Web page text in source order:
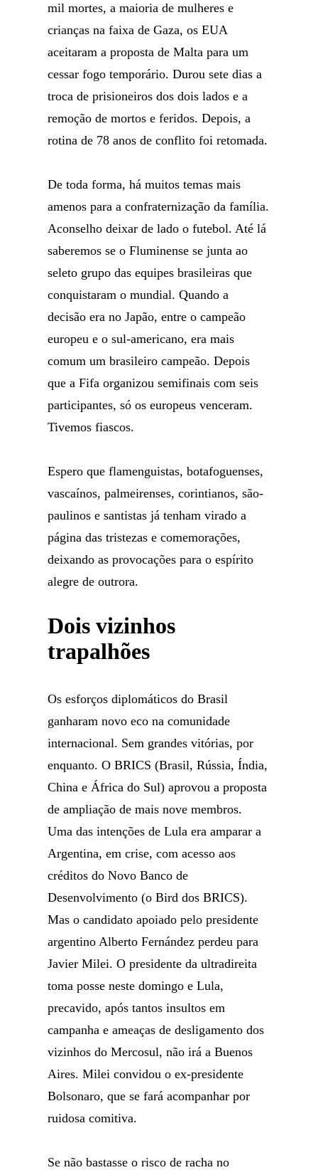
mil mortes, a maioria de mulheres e
crianças na faixa de Gaza, os EUA
aceitaram a proposta de Malta para um
cessar fogo temporário. Durou sete dias a
troca de prisioneiros dos dois lados e a
remoção de mortos e feridos. Depois, a
rotina de 78 anos de conflito foi retomada.
De toda forma, há muitos temas mais
amenos para a confraternização da família.
Aconselho deixar de lado o futebol. Até lá
saberemos se o Fluminense se junta ao
seleto grupo das equipes brasileiras que
conquistaram o mundial. Quando a
decisão era no Japão, entre o campeão
europeu e o sul-americano, era mais
comum um brasileiro campeão. Depois
que a Fifa organizou semifinais com seis
participantes, só os europeus venceram.
Tivemos fiascos.
Espero que flamenguistas, botafoguenses,
vascaínos, palmeirenses, corintianos, são-
paulinos e santistas já tenham virado a
página das tristezas e comemorações,
deixando as provocações para o espírito
alegre de outrora.
Dois vizinhos
trapalhões
Os esforços diplomáticos do Brasil
ganharam novo eco na comunidade
internacional. Sem grandes vitórias, por
enquanto. O BRICS (Brasil, Rússia, Índia,
China e África do Sul) aprovou a proposta
de ampliação de mais nove membros.
Uma das intenções de Lula era amparar a
Argentina, em crise, com acesso aos
créditos do Novo Banco de
Desenvolvimento (o Bird dos BRICS).
Mas o candidato apoiado pelo presidente
argentino Alberto Fernández perdeu para
Javier Milei. O presidente da ultradireita
toma posse neste domingo e Lula,
precavido, após tantos insultos em
campanha e ameaças de desligamento dos
vizinhos do Mercosul, não irá a Buenos
Aires. Milei convidou o ex-presidente
Bolsonaro, que se fará acompanhar por
ruidosa comitiva.
Se não bastasse o risco de racha no